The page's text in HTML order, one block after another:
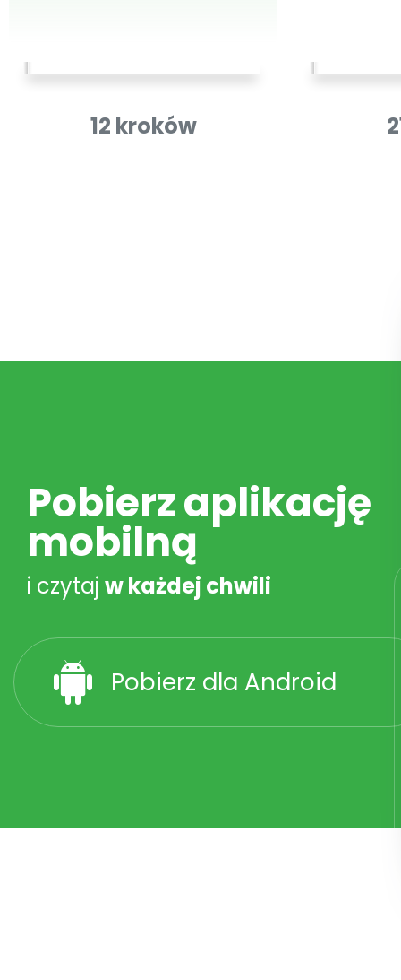
12 kroków
Pobierz aplikację
mobilną
i czytaj w każdej chwili
Pobierz dla Android